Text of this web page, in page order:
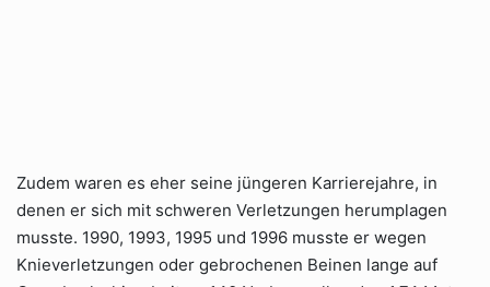
Zudem waren es eher seine jüngeren Karrierejahre, in
denen er sich mit schweren Verletzungen herumplagen
musste. 1990, 1993, 1995 und 1996 musste er wegen
Knieverletzungen oder gebrochenen Beinen lange auf